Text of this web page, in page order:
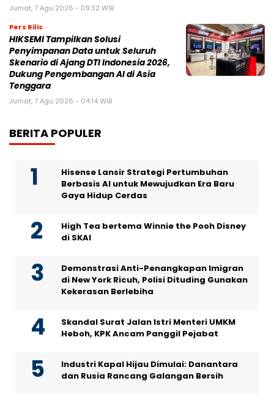
Jumat, 7 Agu 2026 - 09:32 WIB
Pers Rilis
HIKSEMI Tampilkan Solusi
Penyimpanan Data untuk Seluruh
Skenario di Ajang DTI Indonesia 2026,
Dukung Pengembangan AI di Asia
Tenggara
Jumat, 7 Agu 2026 - 04:14 WIB
BERITA POPULER
Hisense Lansir Strategi Pertumbuhan
Berbasis AI untuk Mewujudkan Era Baru
Gaya Hidup Cerdas
High Tea bertema Winnie the Pooh Disney
di SKAI
Demonstrasi Anti-Penangkapan Imigran
di New York Ricuh, Polisi Dituding Gunakan
Kekerasan Berlebiha
Skandal Surat Jalan Istri Menteri UMKM
Heboh, KPK Ancam Panggil Pejabat
Industri Kapal Hijau Dimulai: Danantara
dan Rusia Rancang Galangan Bersih